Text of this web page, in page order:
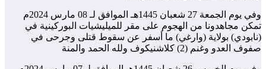
وفي يوم الجمعة 27 شعبان 1445هـ الموافق لـ 08 مارس 2024م
تمكن مجاهدونا من الهجوم على مقر للميليشيات البوركينية في
(نابودي) بولاية (وارغي) ما أسفر عن سقوط قتلى وجرحى في
صفوف العدو وغنم (2) كلاشنيكوف ولله الحمد والمنة